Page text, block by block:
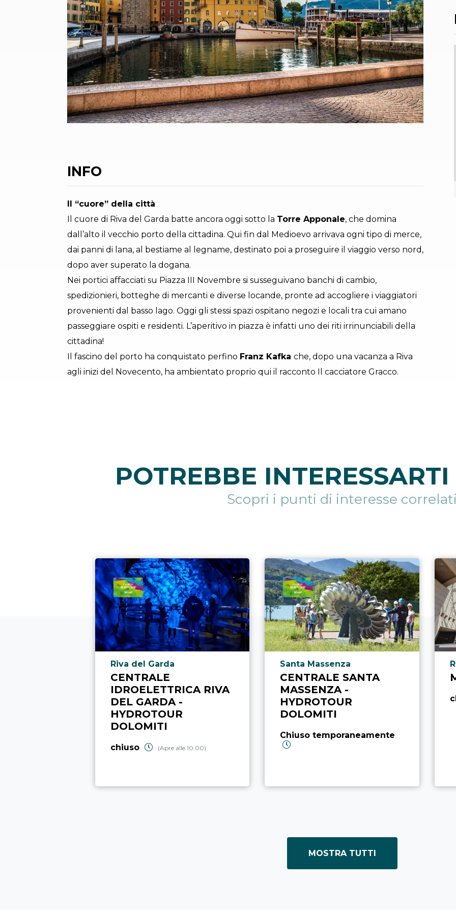
INFO
Il “cuore” della città
Il cuore di Riva del Garda batte ancora oggi sotto la Torre Apponale, che domina
dall’alto il vecchio porto della cittadina. Qui fin dal Medioevo arrivava ogni tipo di merce,
dai panni di lana, al bestiame al legname, destinato poi a proseguire il viaggio verso nord,
dopo aver superato la dogana.
Nei portici affacciati su Piazza III Novembre si susseguivano banchi di cambio,
spedizionieri, botteghe di mercanti e diverse locande, pronte ad accogliere i viaggiatori
provenienti dal basso lago. Oggi gli stessi spazi ospitano negozi e locali tra cui amano
passeggiare ospiti e residenti. L’aperitivo in piazza è infatti uno dei riti irrinunciabili della
cittadina!
Il fascino del porto ha conquistato perfino Franz Kafka che, dopo una vacanza a Riva
agli inizi del Novecento, ha ambientato proprio qui il racconto Il cacciatore Gracco.
POTREBBE
Scopri i punti di interesse correlati
Località punto di interesse
Riva del Garda
CENTRALE
IDROELETTRICA RIVA
DEL GARDA -
HYDROTOUR
DOLOMITI
chiuso (Apre alle 10:00)
Località punto di interesse
Santa Massenza
CENTRALE SANTA
MASSENZA -
HYDROTOUR
DOLOMITI
Chiuso temporaneamente
MOSTRA TUTTI